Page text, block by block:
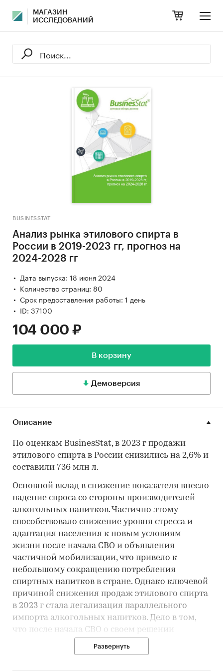
МАГАЗИН
ИССЛЕДОВАНИЙ
BUSINESSTAT
Анализ рынка этилового спирта в
России в 2019-2023 гг, прогноз на
2024-2028 гг
Дата выпуска: 18 июня 2024
Количество страниц: 80
Срок предоставления работы: 1 день
ID: 37100
104 000 ₽
В корзину
Демоверсия
Описание
По оценкам BusinesStat, в 2023 г продажи
этилового спирта в России снизились на 2,6% и
составили 736 млн л.
Основной вклад в снижение показателя внесло
падение спроса со стороны производителей
алкогольных напитков. Частично этому
способствовало снижение уровня стресса и
адаптация населения к новым условиям
жизни после начала СВО и объявления
частичной мобилизации, что привело к
небольшому сокращению потребления
спиртных напитков в стране. Однако ключевой
причиной снижения продаж этилового спирта
в 2023 г стала легализация параллельного
импорта алкогольных напитков. Дело в том,
что после начала СВО о своем решении
зарубежные игроки алкогольного рынка.
Развернуть